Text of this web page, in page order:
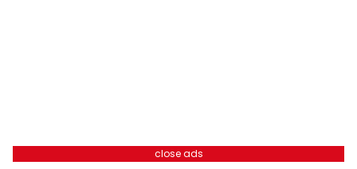
close ads